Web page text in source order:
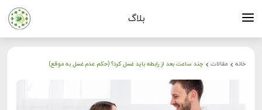
بلاگ
خانه مقالات چند ساعت بعد از رابطه باید غسل کرد؟ (حکم عدم غسل به موقع)